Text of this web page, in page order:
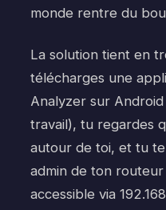
monde rentre du
La solution tient en
télécharges une
Analyzer sur
travail), tu regardes
autour de toi, et tu
admin de ton
accessible via